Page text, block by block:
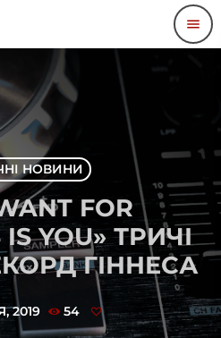
menu
НОВИНИ
FOR
IS YOU» ТРИЧІ
ГІННЕСА
2019 54